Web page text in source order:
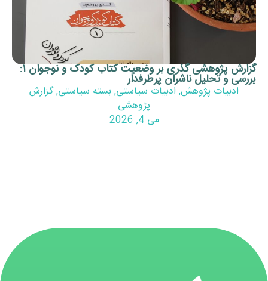
گزارش پژوهشی گذری بر وضعیت کتاب کودک و نوجوان ۱:
ناشران پرطرفدار
پژوهش,ادبیات سیاستی,بسته سیاستی,گزارش